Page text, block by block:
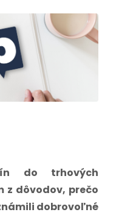
do trhových
z dôvodov, prečo
dobrovoľné